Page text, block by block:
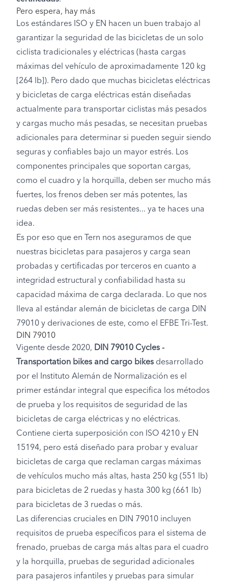
Pero espera, hay más
Los estándares ISO y EN hacen un buen trabajo al
garantizar la seguridad de las bicicletas de un solo
ciclista tradicionales y eléctricas (hasta cargas
máximas del vehículo de aproximadamente 120 kg
[264 lb]). Pero dado que muchas bicicletas eléctricas
y bicicletas de carga eléctricas están diseñadas
actualmente para transportar ciclistas más pesados
y cargas mucho más pesadas, se necesitan pruebas
adicionales para determinar si pueden seguir siendo
seguras y confiables bajo un mayor estrés. Los
componentes principales que soportan cargas,
como el cuadro y la horquilla, deben ser mucho más
fuertes, los frenos deben ser más potentes, las
ruedas deben ser más resistentes... ya te haces una
idea.
Es por eso que en Tern nos aseguramos de que
nuestras bicicletas para pasajeros y carga sean
probadas y certificadas por terceros en cuanto a
integridad estructural y confiabilidad hasta su
capacidad máxima de carga declarada. Lo que nos
lleva al estándar alemán de bicicletas de carga DIN
79010 y derivaciones de este, como el EFBE Tri-Test.
DIN 79010
Vigente desde 2020, DIN 79010 Cycles -
Transportation bikes and cargo bikes desarrollado
por el Instituto Alemán de Normalización es el
primer estándar integral que especifica los métodos
de prueba y los requisitos de seguridad de las
bicicletas de carga eléctricas y no eléctricas.
Contiene cierta superposición con ISO 4210 y EN
15194, pero está diseñado para probar y evaluar
bicicletas de carga que reclaman cargas máximas
de vehículos mucho más altas, hasta 250 kg (551 lb)
para bicicletas de 2 ruedas y hasta 300 kg (661 lb)
para bicicletas de 3 ruedas o más.
Las diferencias cruciales en DIN 79010 incluyen
requisitos de prueba específicos para el sistema de
frenado, pruebas de carga más altas para el cuadro
y la horquilla, pruebas de seguridad adicionales
para pasajeros infantiles y pruebas para simular